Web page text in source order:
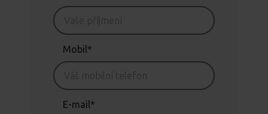
Mobil*
E-mail*